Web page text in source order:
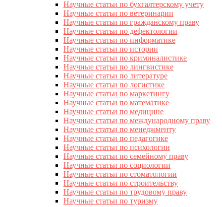
Научные статьи по бухгалтерскому учету
Научные статьи по ветеринарии
Научные статьи по гражданскому праву
Научные статьи по дефектологии
Научные статьи по информатике
Научные статьи по истории
Научные статьи по криминалистике
Научные статьи по лингвистике
Научные статьи по литературе
Научные статьи по логистике
Научные статьи по маркетингу
Научные статьи по математике
Научные статьи по медицине
Научные статьи по международному праву
Научные статьи по менеджменту
Научные статьи по педагогике
Научные статьи по психологии
Научные статьи по семейному праву
Научные статьи по социологии
Научные статьи по стоматологии
Научные статьи по строительству
Научные статьи по трудовому праву
Научные статьи по туризму